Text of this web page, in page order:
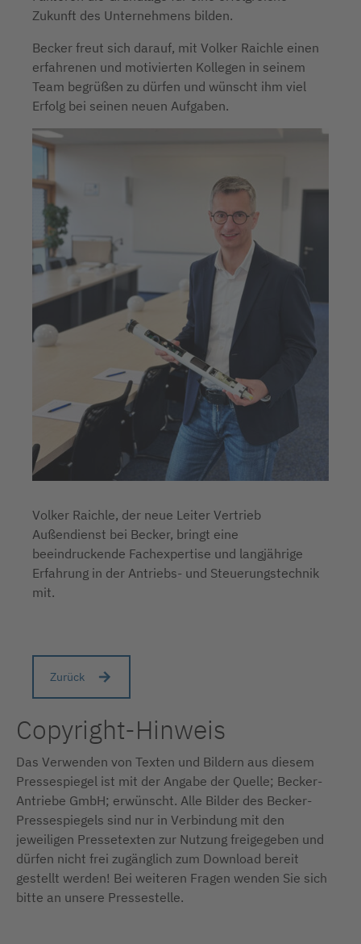
Zukunft des Unternehmens bilden.
Becker freut sich darauf, mit Volker Raichle einen
erfahrenen und motivierten Kollegen in seinem
Team begrüßen zu dürfen und wünscht ihm viel
Erfolg bei seinen neuen Aufgaben.
Volker Raichle, der neue Leiter Vertrieb
Außendienst bei Becker, bringt eine
beeindruckende Fachexpertise und langjährige
Erfahrung in der Antriebs- und Steuerungstechnik
mit.
Zurück
Copyright-Hinweis
Das Verwenden von Texten und Bildern aus diesem
Pressespiegel ist mit der Angabe der Quelle; Becker-
Antriebe GmbH; erwünscht. Alle Bilder des Becker-
Pressespiegels sind nur in Verbindung mit den
jeweiligen Pressetexten zur Nutzung freigegeben und
dürfen nicht frei zugänglich zum Download bereit
gestellt werden! Bei weiteren Fragen wenden Sie sich
bitte an unsere Pressestelle.